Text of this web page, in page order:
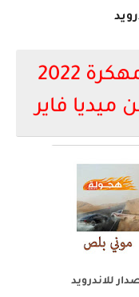
تحميل لعبة هجولة مهكرة 2022
ميديا فاير
للاندرويد